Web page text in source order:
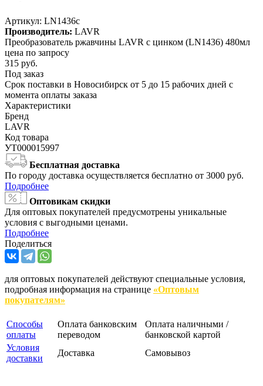
Артикул: LN1436с
Производитель: LAVR
Преобразователь ржавчины LAVR с цинком (LN1436) 480мл
цена по запросу
315 руб.
Под заказ
Срок поставки в Новосибирск от 5 до 15 рабочих дней с
момента оплаты заказа
Характеристики
Бренд
LAVR
Код товара
УТ000015997
Бесплатная доставка
По городу доставка осуществляется бесплатно от 3000 руб.
Подробнее
Оптовикам скидки
Для оптовых покупателей предусмотрены уникальные
условия с выгодными ценами.
Подробнее
Поделиться
для оптовых покупателей действуют специальные условия,
подробная информация на странице «Оптовым
покупателям»
Способы
оплаты
Оплата банковским
переводом
Оплата наличными /
банковской картой
Условия
доставки
Доставка Самовывоз